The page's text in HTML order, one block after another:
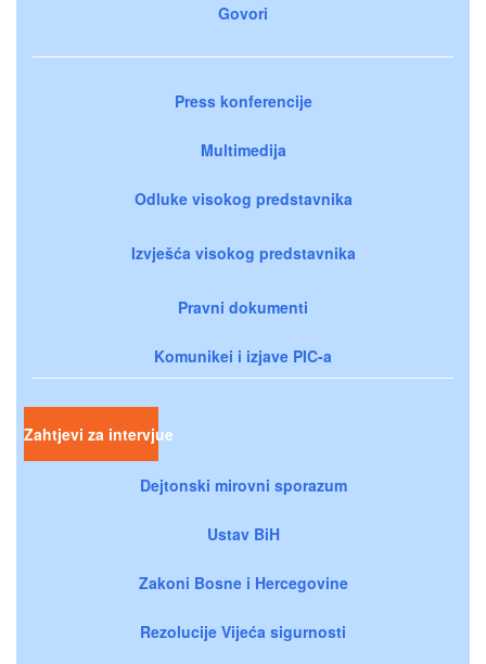
Govori
Press konferencije
Multimedija
Odluke visokog predstavnika
Izvješća visokog predstavnika
Pravni dokumenti
Komunikei i izjave PIC-a
Zahtjevi za intervjue
Dejtonski mirovni sporazum
Ustav BiH
Zakoni Bosne i Hercegovine
Rezolucije Vijeća sigurnosti